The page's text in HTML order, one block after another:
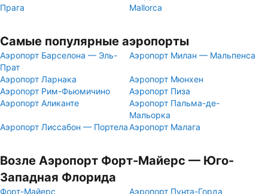
Прага
Mallorca
Самые популярные аэропорты
Аэропорт Барселона — Эль-
Прат
Аэропорт Милан — Мальпенса
Аэропорт Ларнака
Аэропорт Мюнхен
Аэропорт Рим-Фьюмичино
Аэропорт Пиза
Аэропорт Аликанте
Аэропорт Пальма-де-
Мальорка
Аэропорт Лиссабон — ПортелаАэропорт Малага
Возле Аэропорт Форт-Майерс — Юго-
Западная Флорида
Форт-Майерс Аэропорт Пунта-Горда